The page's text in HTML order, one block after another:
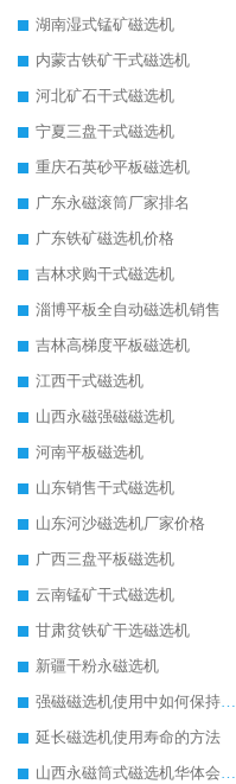
湖南湿式锰矿磁选机
内蒙古铁矿干式磁选机
河北矿石干式磁选机
宁夏三盘干式磁选机
重庆石英砂平板磁选机
广东永磁滚筒厂家排名
广东铁矿磁选机价格
吉林求购干式磁选机
淄博平板全自动磁选机销售
吉林高梯度平板磁选机
江西干式磁选机
山西永磁强磁磁选机
河南平板磁选机
山东销售干式磁选机
山东河沙磁选机厂家价格
广西三盘平板磁选机
云南锰矿干式磁选机
甘肃贫铁矿干选磁选机
新疆干粉永磁选机
强磁磁选机使用中如何保持其顺畅运行
延长磁选机使用寿命的方法
山西永磁筒式磁选机华体会手机网页版-华体会(中国)